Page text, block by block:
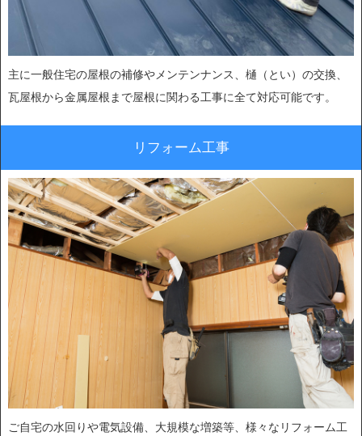
主に一般住宅の屋根の補修やメンテンナンス、樋（とい）の交換、
瓦屋根から金属屋根まで屋根に関わる工事に全て対応可能です。
リフォーム工事
ご自宅の水回りや電気設備、大規模な増築等、様々なリフォーム工